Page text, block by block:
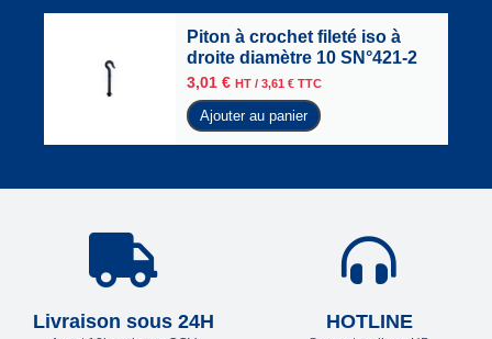
Piton à crochet fileté iso à
droite diamètre 10 SN°421-2
3,01 € HT / 3,61 € TTC
Ajouter au panier
Livraison sous 24H HOTLINE